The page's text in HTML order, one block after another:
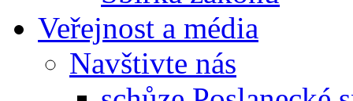
Veřejnost a média
Navštivte nás